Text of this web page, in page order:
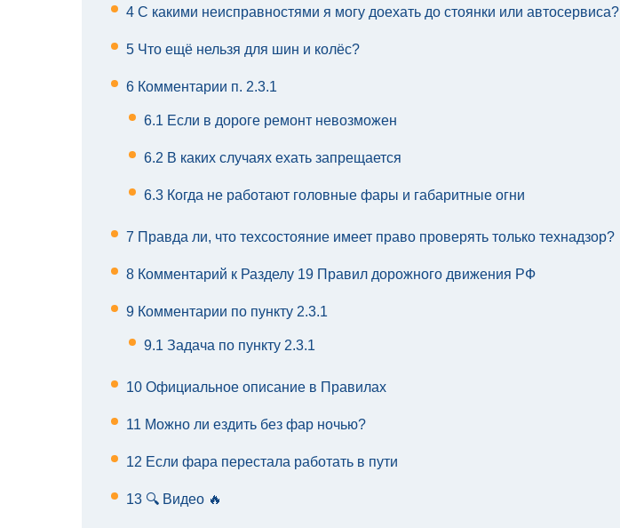
4 С какими неисправностями я могу доехать до стоянки или автосервиса?
5 Что ещё нельзя для шин и колёс?
6 Комментарии п. 2.3.1
6.1 Если в дороге ремонт невозможен
6.2 В каких случаях ехать запрещается
6.3 Когда не работают головные фары и габаритные огни
7 Правда ли, что техсостояние имеет право проверять только технадзор?
8 Комментарий к Разделу 19 Правил дорожного движения РФ
9 Комментарии по пункту 2.3.1
9.1 Задача по пункту 2.3.1
10 Официальное описание в Правилах
11 Можно ли ездить без фар ночью?
12 Если фара перестала работать в пути
13 🔍 Видео 🔥